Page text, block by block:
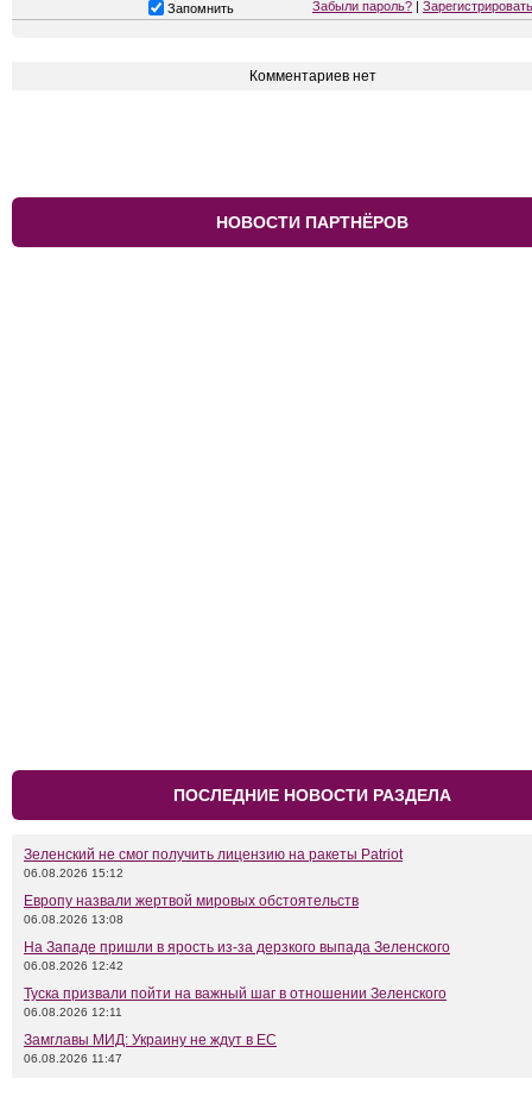
Запомнить Забыли пароль? |
Комментариев нет
НОВОСТИ ПАРТНЁРОВ
ПОСЛЕДНИЕ НОВОСТИ РАЗДЕЛА
Зеленский не смог получить лицензию на ракеты Patriot
06.08.2026 15:12
Европу назвали жертвой мировых обстоятельств
06.08.2026 13:08
На Западе пришли в ярость из-за дерзкого выпада Зеленского
06.08.2026 12:42
Туска призвали пойти на важный шаг в отношении Зеленского
06.08.2026 12:11
Замглавы МИД: Украину не ждут в ЕС
06.08.2026 11:47